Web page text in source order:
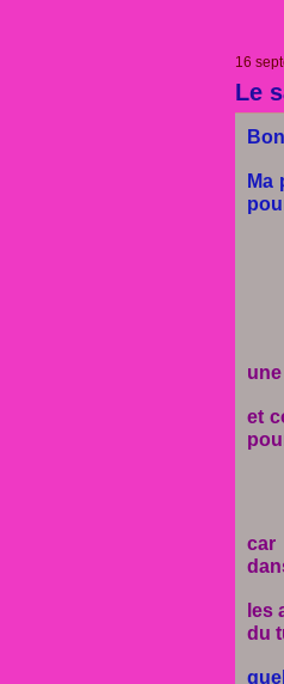
16
Le
Ma
et
car
les
du